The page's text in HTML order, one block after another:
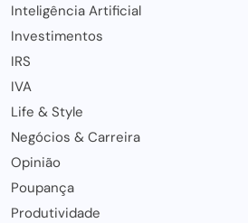
Inteligência Artificial
Investimentos
IRS
IVA
Life & Style
Negócios & Carreira
Opinião
Poupança
Produtividade